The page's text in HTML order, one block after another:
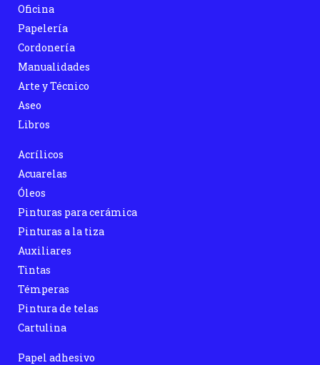
Oficina
Papelería
Cordonería
Manualidades
Arte y Técnico
Aseo
Libros
Acrílicos
Acuarelas
Óleos
Pinturas para cerámica
Pinturas a la tiza
Auxiliares
Tintas
Témperas
Pintura de telas
Cartulina
Papel adhesivo